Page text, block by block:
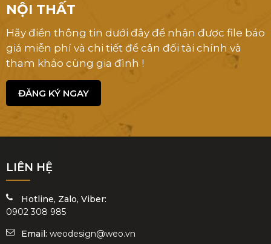
NỘI THẤT
Hãy điền thông tin dưới đây để nhận được file báo
giá miễn phí và chi tiết để cân đối tài chính và
tham khảo cùng gia đình !
ĐĂNG KÝ NGAY
LIÊN HỆ
Hotline, Zalo, Viber:
0902 308 985
Email: weodesign@weo.vn